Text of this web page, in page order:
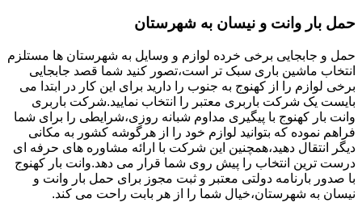
حمل بار وانت و نیسان به شهرستان
حمل و جابجایی برخی خرده لوازم و وسایل به شهرستان ها مستلزم
انتخاب ماشین باری سبک تر است،تصور کنید شما قصد جابجایی
برخی لوازم را از کهنوج به جنوب را دارید برای این کار در ابتدا می
بایست یک شرکت باربری معتبر را انتخاب نمایید.شرکت باربری
وانت بار کهنوج با پیگیری مداوم شبانه روزی،شرایطی را برای شما
فراهم نموده که بتوانید لوازم خود را از هرگوشه کشور به مکانی
دیگر انتقال دهید،همچنین این شرکت با ارائه مشاوره های حرفه ای
درست ترین انتخاب را پیش روی شما قرار می دهد.وانت بار کهنوج
با صدور بارنامه دولتی معتبر و ثبت مجوز برای حمل بار وانت و
نیسان به شهرستان،خیال شما را از هر بابت راحت می کند.